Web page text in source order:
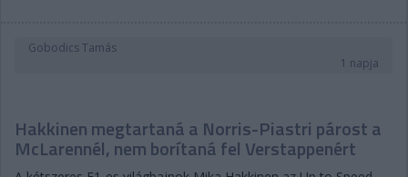
Gobodics Tamás
1 napja
Hakkinen megtartaná a Norris-Piastri párost a
McLarennél, nem borítaná fel Verstappenért